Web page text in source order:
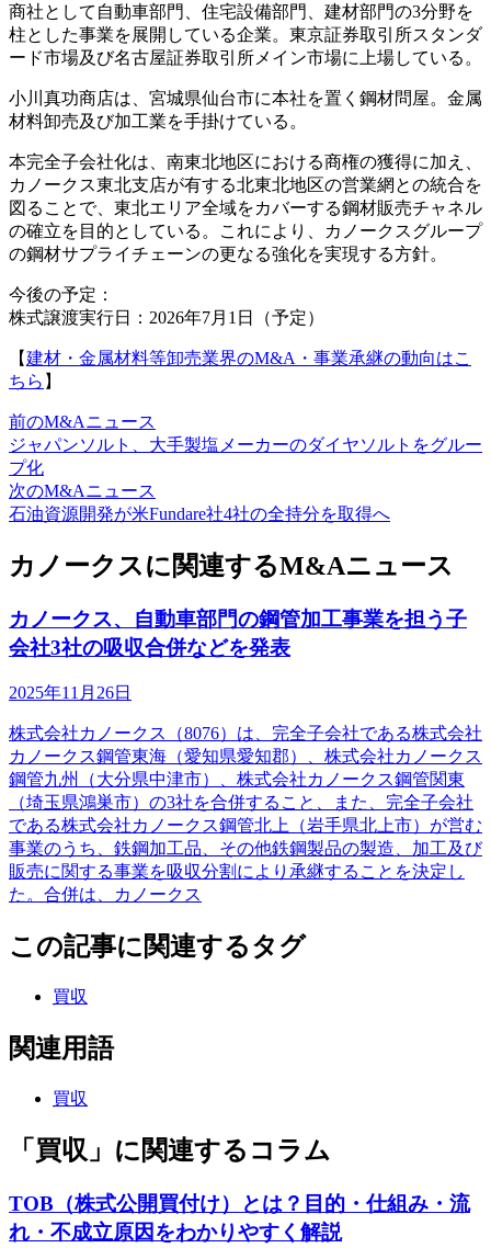
商社として自動車部門、住宅設備部門、建材部門の3分野を
柱とした事業を展開している企業。東京証券取引所スタンダ
ード市場及び名古屋証券取引所メイン市場に上場している。
小川真功商店は、宮城県仙台市に本社を置く鋼材問屋。金属
材料卸売及び加工業を手掛けている。
本完全子会社化は、南東北地区における商権の獲得に加え、
カノークス東北支店が有する北東北地区の営業網との統合を
図ることで、東北エリア全域をカバーする鋼材販売チャネル
の確立を目的としている。これにより、カノークスグループ
の鋼材サプライチェーンの更なる強化を実現する方針。
今後の予定：
株式譲渡実行日：2026年7月1日（予定）
【建材・金属材料等卸売業界のM&A・事業承継の動向はこ
ちら 】
前のM&Aニュース
ジャパンソルト、大手製塩メーカーのダイヤソルトをグルー
プ化
次のM&Aニュース
石油資源開発が米Fundare社4社の全持分を取得へ
カノークスに関連するM&Aニュース
カノークス、自動車部門の鋼管加工事業を担う子
会社3社の吸収合併などを発表
2025年11月26日
株式会社カノークス（8076）は、完全子会社である株式会社
カノークス鋼管東海（愛知県愛知郡）、株式会社カノークス
鋼管九州（大分県中津市）、株式会社カノークス鋼管関東
（埼玉県鴻巣市）の3社を合併すること、また、完全子会社
である株式会社カノークス鋼管北上（岩手県北上市）が営む
事業のうち、鉄鋼加工品、その他鉄鋼製品の製造、加工及び
販売に関する事業を吸収分割により承継することを決定し
た。合併は、カノークス
この記事に関連するタグ
買収
関連用語
買収
「買収」に関連するコラム
TOB（株式公開買付け）とは？目的・仕組み・流
れ・不成立原因をわかりやすく解説